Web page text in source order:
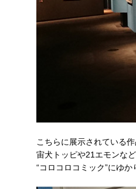
こちらに展示されている作
宙犬トッピや21エモンなど
“コロコロコミック”にゆか